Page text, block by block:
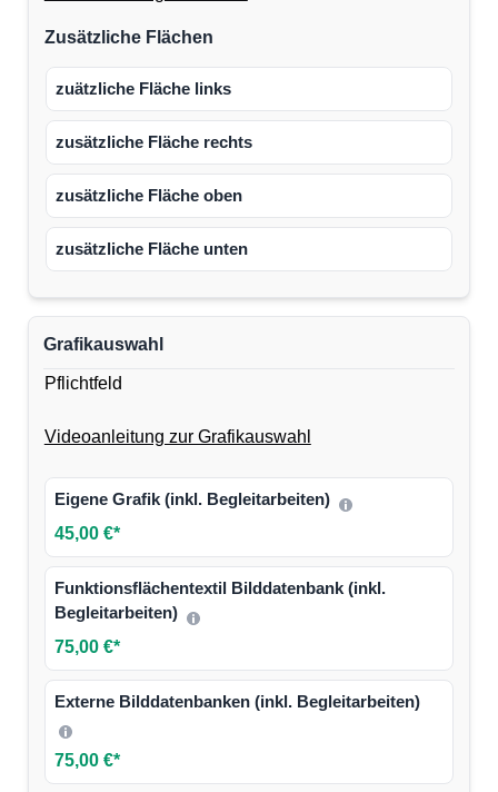
Zusätzliche Flächen
zuätzliche Fläche links
zusätzliche Fläche rechts
zusätzliche Fläche oben
zusätzliche Fläche unten
Grafikauswahl
Pflichtfeld
Videoanleitung zur Grafikauswahl
Eigene Grafik (inkl. Begleitarbeiten)
45,00 €*
Funktionsflächentextil Bilddatenbank (inkl.
Begleitarbeiten)
75,00 €*
Externe Bilddatenbanken (inkl. Begleitarbeiten)
75,00 €*